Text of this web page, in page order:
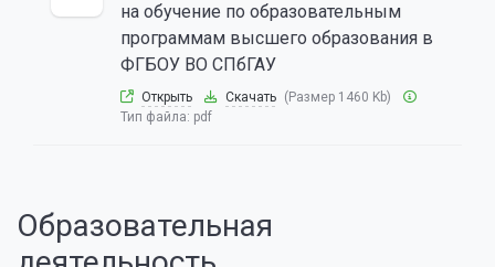
на обучение по образовательным
программам высшего образования в
ФГБОУ ВО СПбГАУ
Открыть Скачать (Размер 1460 Kb)
Тип файла: pdf
Образовательная